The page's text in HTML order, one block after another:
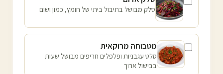
סלק מבושל בתיבול ביתי של חומץ, כמון ושום
מטבוחה מרוקאית
סלט עגבניות ופלפלים חריפים מבושל שעות
בבישול ארוך